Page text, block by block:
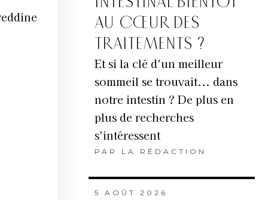
AU CŒUR DES
TRAITEMENTS ?
Et si la clé d'un meilleur
sommeil se trouvait... dans
notre intestin ? De plus en
plus de recherches
s'intéressent
PAR LA RÉDACTION
5 AOÛT 2026